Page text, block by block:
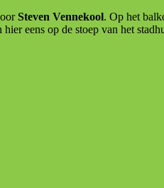
Steven Vennekool. Op het
eens op de stoep van het